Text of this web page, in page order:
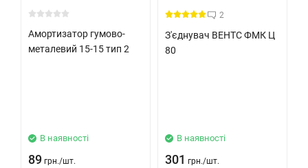
Амортизатор гумово-
металевий 15-15 тип 2
В наявності
89 грн./шт.
2
З'єднувач ВЕНТС ФМК Ц
80
В наявності
301 грн./шт.